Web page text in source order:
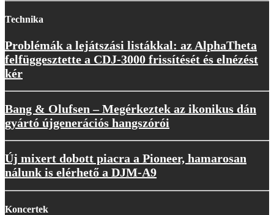
Technika
Problémák a lejátszási listákkal: az AlphaTheta
felfüggesztette a CDJ-3000 frissítését és elnézést
kér
Bang & Olufsen – Megérkeztek az ikonikus dán
gyártó újgenerációs hangszórói
Új mixert dobott piacra a Pioneer, hamarosan
nálunk is elérhető a DJM-A9
Koncertek